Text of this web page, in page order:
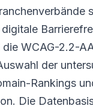
WCAG-2.2-
der
Rankings
Die